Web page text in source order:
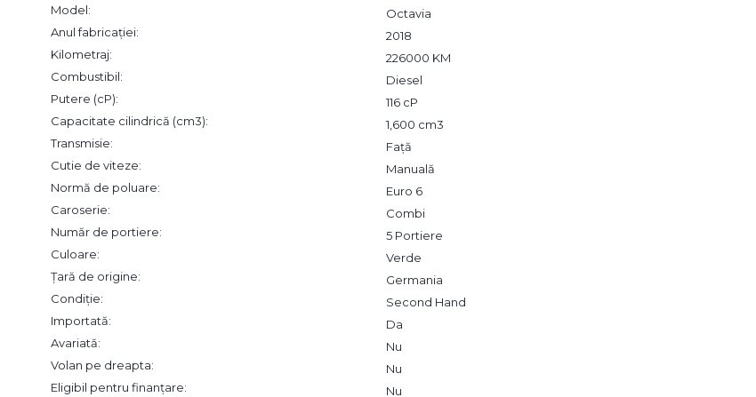
Model:
Octavia
Anul fabricației:
2018
Kilometraj:
226000 KM
Combustibil:
Diesel
Putere (cP):
116 cP
Capacitate cilindrică (cm3):
1,600 cm3
Transmisie:
Față
Cutie de viteze:
Manuală
Normă de poluare:
Euro 6
Caroserie:
Combi
Număr de portiere:
5 Portiere
Culoare:
Verde
Țară de origine:
Germania
Condiție:
Second Hand
Importată:
Da
Avariată:
Nu
Volan pe dreapta:
Nu
Eligibil pentru finanțare:
Nu